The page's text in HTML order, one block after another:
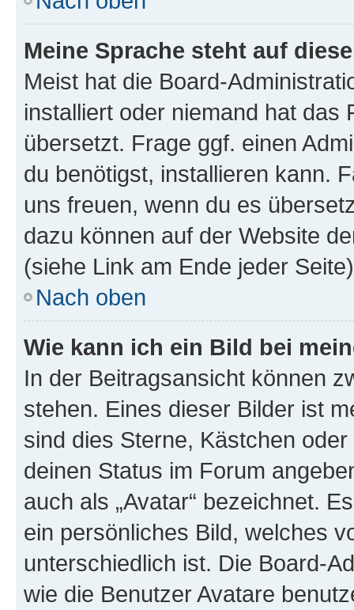
Meine Sprache steht auf
Meist hat die Board-
installiert oder niemand hat das
übersetzt. Frage ggf. einen
du benötigst, installieren kann.
uns freuen, wenn du es
dazu können auf der Website
(siehe Link am Ende jeder
Nach oben
Wie kann ich ein Bild bei
In der Beitragsansicht können
stehen. Eines dieser Bilder ist
sind dies Sterne, Kästchen
deinen Status im Forum
auch als „Avatar“ bezeichnet.
ein persönliches Bild, welches
unterschiedlich ist. Die Board-
wie die Benutzer Avatare